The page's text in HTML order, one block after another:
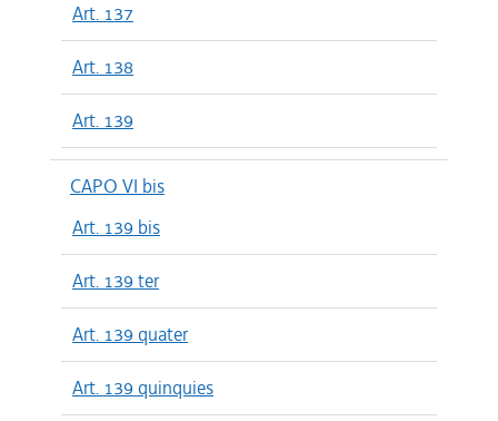
Art. 137
Art. 138
Art. 139
CAPO VI bis
Art. 139 bis
Art. 139 ter
Art. 139 quater
Art. 139 quinquies